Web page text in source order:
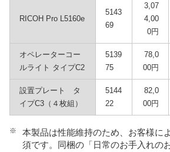
RICOH Pro L5160e
5143
69
3,07
4,00
0円
オペレーターコー
ルライト タイプC2
5139
75
78,0
00円
設置プレート タ
イプC3（４枚組）
5144
22
82,0
00円
※
本製品は性能維持のため、お客様に
須です。同梱の「日常のお手入れの